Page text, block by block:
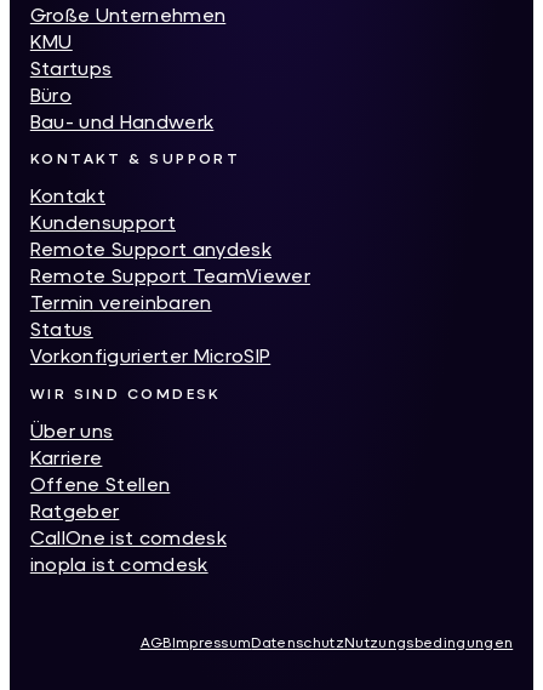
Große Unternehmen
KMU
Startups
Büro
Bau- und Handwerk
KONTAKT & SUPPORT
Kontakt
Kundensupport
Remote Support anydesk
Remote Support TeamViewer
Termin vereinbaren
Status
Vorkonfigurierter MicroSIP
WIR SIND COMDESK
Über uns
Karriere
Offene Stellen
Ratgeber
CallOne ist comdesk
inopla ist comdesk
AGBImpressumDatenschutzNutzungsbedingungen